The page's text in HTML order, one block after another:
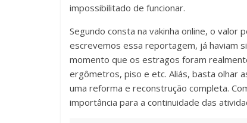
impossibilitado de funcionar.
Segundo consta na vakinha online, o
escrevemos essa reportagem, já haviam
momento que os estragos foram
ergômetros, piso e etc. Aliás, basta olhar
uma reforma e reconstrução completa.
importância para a continuidade das